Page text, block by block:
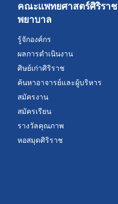
คณะแพทยศาสตร์ศิริราช
พยาบาล
รู้จักองค์กร
ผลการดำเนินงาน
ศิษย์เก่าศิริราช
ค้นหาอาจารย์และผู้บริหาร
สมัครงาน
สมัครเรียน
รางวัลคุณภาพ
หอสมุดศิริราช